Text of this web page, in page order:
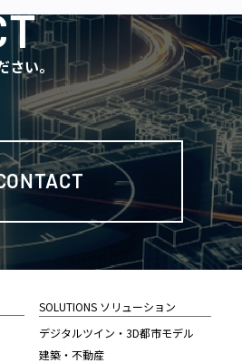
い。
SOLUTIONS ソリューション
デジタルツイン・3D都市モデル
建築・不動産